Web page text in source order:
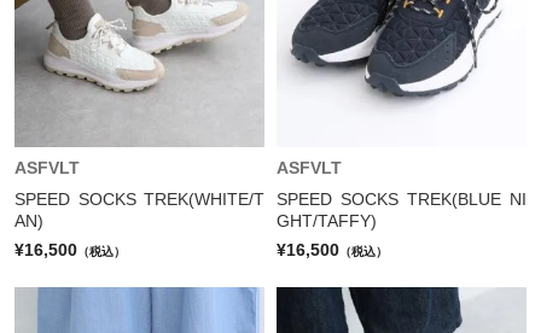
ASFVLT
SPEED SOCKS TREK(WHITE/T
AN)
¥16,500 （税込）
ASFVLT
SPEED SOCKS TREK(BLUE NI
GHT/TAFFY)
¥16,500 （税込）